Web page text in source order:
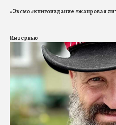
#Эксмо#книгоиздание#жанровая
Интервью